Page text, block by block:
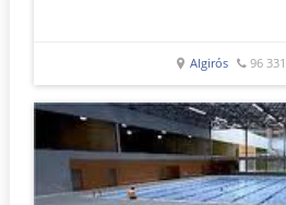
Algirós 96